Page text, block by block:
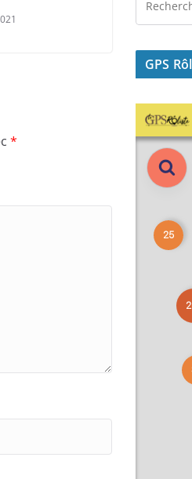
*
GPS